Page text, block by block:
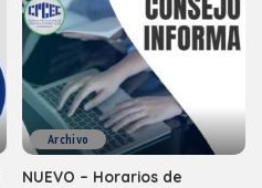
Archivo
NUEVO – Horarios de